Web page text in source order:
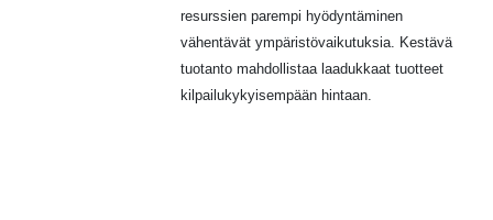
resurssien parempi hyödyntäminen
vähentävät ympäristövaikutuksia. Kestävä
tuotanto mahdollistaa laadukkaat tuotteet
kilpailukykyisempään hintaan.